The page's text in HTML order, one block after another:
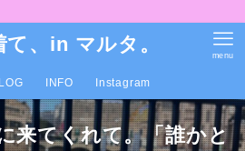
、in マルタ。 menu
INFO Instagram
来てくれて。「誰かと